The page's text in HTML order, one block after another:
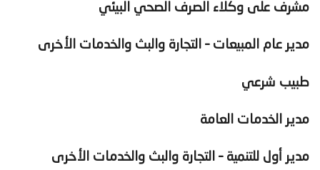
مشرف على وكلاء الصرف الصحي البيئي
مدير عام المبيعات – التجارة والبث والخدمات الأخرى
طبيب شرعي
مدير الخدمات العامة
مدير أول للتنمية – التجارة والبث والخدمات الأخرى